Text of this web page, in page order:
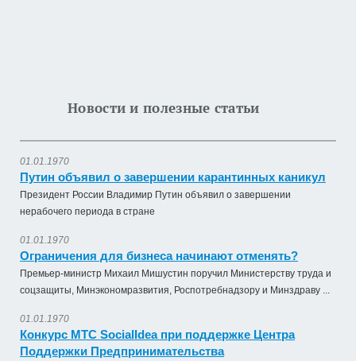
Новости и полезные статьи
01.01.1970
Путин объявил о завершении карантинных каникул
Президент России Владимир Путин объявил о завершении
нерабочего периода в стране
01.01.1970
Ограничения для бизнеса начинают отменять?
Премьер-министр Михаил Мишустин поручил Министерству труда и
соцзащиты, Минэкономразвития, Роспотребнадзору и Минздраву ...
01.01.1970
Конкурс МТС SocialIdea при поддержке Центра
Поддержки Предпринимательства